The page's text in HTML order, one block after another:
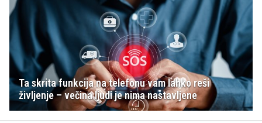
Ta skrita funkcija na telefonu vam lahko reši
življenje – večina ljudi je nima nastavljene